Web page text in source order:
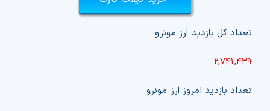
تعداد کل بازدید ارز مونرو
۲,۷۴۱,۴۳۹
تعداد بازدید امروز ارز مونرو